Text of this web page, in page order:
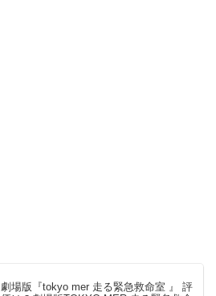
劇場版『tokyo mer 走る緊急救命室 』 評